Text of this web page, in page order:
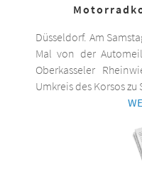
Düsseldorf. Am
Mal von der
Oberkasseler
Umkreis des Korsos zu